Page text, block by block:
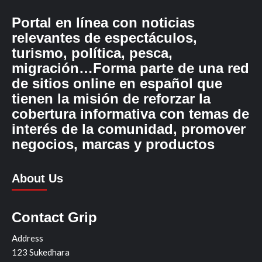
Portal en línea con noticias
relevantes de espectáculos,
turismo, política, pesca,
migración…Forma parte de una red
de sitios online en español que
tienen la misión de reforzar la
cobertura informativa con temas de
interés de la comunidad, promover
negocios, marcas y productos
About Us
Contact Grip
Address
123 Sukedhara